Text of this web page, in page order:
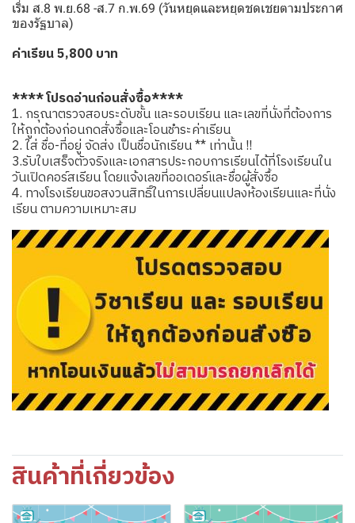
เริ่ม ส.8 พ.ย.68 -ส.7 ก.พ.69 (วันหยุดและหยุดชดเชยตามประกาศ
ของรัฐบาล)
ค่าเรียน 5,800 บาท
**** โปรดอ่านก่อนสั่งซื้อ****
1. กรุณาตรวจสอบระดับชั้น และรอบเรียน และเลขที่นั่งที่ต้องการ
ให้ถูกต้องก่อนกดสั่งซื้อและโอนชำระค่าเรียน
2. ใส่ ชื่อ-ที่อยู่ จัดส่ง เป็นชื่อนักเรียน ** เท่านั้น !!
3.รับใบเสร็จตัวจริงและเอกสารประกอบการเรียนได้ที่โรงเรียนใน
วันเปิดคอร์สเรียน โดยแจ้งเลขที่ออเดอร์และชื่อผู้สั่งซื้อ
4. ทางโรงเรียนขอสงวนสิทธิ์ในการเปลี่ยนแปลงห้องเรียนและที่นั่ง
เรียน ตามความเหมาะสม
สินค้าที่เกี่ยวข้อง